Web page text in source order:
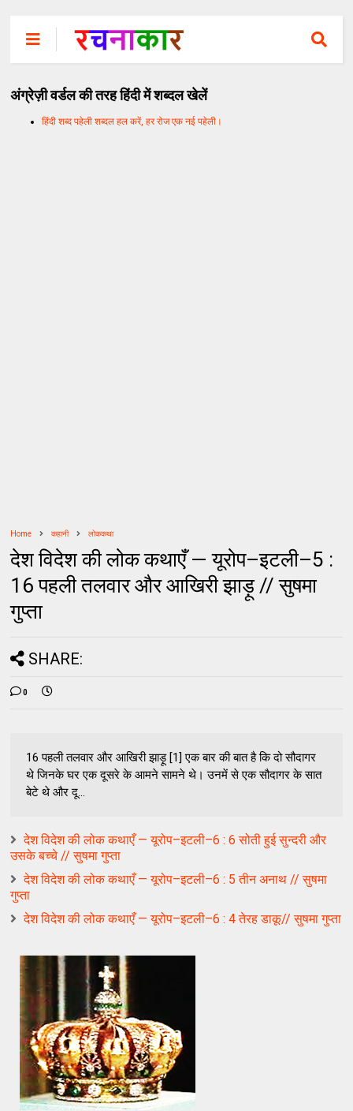
अंग्रेज़ी वर्डल की तरह हिंदी में शब्दल खेलें
हिंदी शब्द पहेली शब्दल हल करें, हर रोज एक नई पहेली।
Home कहानी लोककथा
देश विदेश की लोक कथाएँ — यूरोप–इटली–5 :
16 पहली तलवार और आखिरी झाड़ू // सुषमा
गुप्ता
SHARE:
0
16 पहली तलवार और आखिरी झाड़ू [1] एक बार की बात है कि दो सौदागर
थे जिनके घर एक दूसरे के आमने सामने थे। उनमें से एक सौदागर के सात
बेटे थे और दू...
देश विदेश की लोक कथाएँ — यूरोप–इटली–6 : 6 सोती हुई सुन्दरी और
उसके बच्चे // सुषमा गुप्ता
देश विदेश की लोक कथाएँ — यूरोप–इटली–6 : 5 तीन अनाथ // सुषमा
गुप्ता
देश विदेश की लोक कथाएँ — यूरोप–इटली–6 : 4 तेरह डाकू// सुषमा गुप्ता